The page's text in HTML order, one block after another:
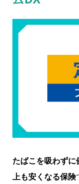
たばこを吸わず
上も安くなる保険